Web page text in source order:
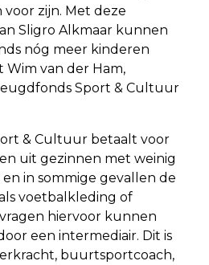
zijn. Met deze
Sligro Alkmaar kunnen
nóg meer kinderen
Wim van der Ham,
Sport & Cultuur
& Cultuur betaalt voor
uit gezinnen met weinig
in sommige gevallen de
voetbalkleding of
hiervoor kunnen
een intermediair. Dit is
buurtsportcoach,